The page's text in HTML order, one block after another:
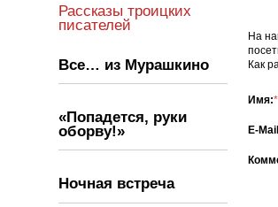
На
Как
Имя:*
E-
Рассказы троицких
писателей
Все… из Мурашкино
«Попадется, руки
оборву!»
Ночная встреча